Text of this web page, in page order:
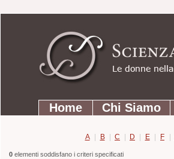
contenuti.
Strumenti
personali
SezioniHome Chi Siamo
A | B | C | D | E | F |
0elementi soddisfano i criteri specificati